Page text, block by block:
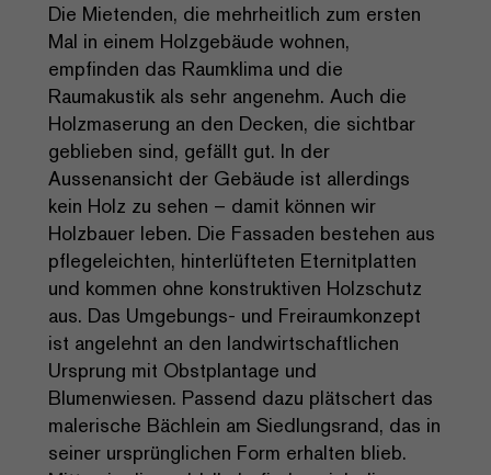
Die Mietenden, die mehrheitlich zum ersten
Mal in einem Holzgebäude wohnen,
empfinden das Raumklima und die
Raumakustik als sehr angenehm. Auch die
Holzmaserung an den Decken, die sichtbar
geblieben sind, gefällt gut. In der
Aussenansicht der Gebäude ist allerdings
kein Holz zu sehen – damit können wir
Holzbauer leben. Die Fassaden bestehen aus
pflegeleichten, hinterlüfteten Eternitplatten
und kommen ohne konstruktiven Holzschutz
aus. Das Umgebungs- und Freiraumkonzept
ist angelehnt an den landwirtschaftlichen
Ursprung mit Obstplantage und
Blumenwiesen. Passend dazu plätschert das
malerische Bächlein am Siedlungsrand, das in
seiner ursprünglichen Form erhalten blieb.